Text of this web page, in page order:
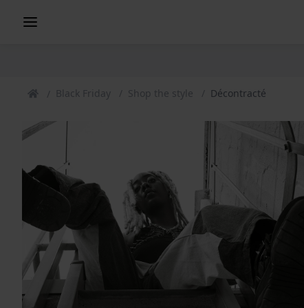
Black Friday Shop the style Décontracté